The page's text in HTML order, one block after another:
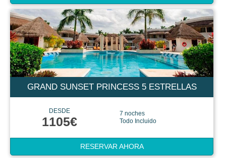
GRAND SUNSET PRINCESS 5 ESTRELLAS
DESDE
1105€
7 noches
Todo Incluido
RESERVAR AHORA